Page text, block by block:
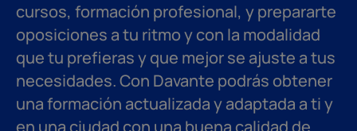
cursos, formación profesional, y prepararte
oposiciones a tu ritmo y con la modalidad
que tu prefieras y que mejor se ajuste a tus
necesidades. Con Davante podrás obtener
una formación actualizada y adaptada a ti y
en una ciudad con una buena calidad de